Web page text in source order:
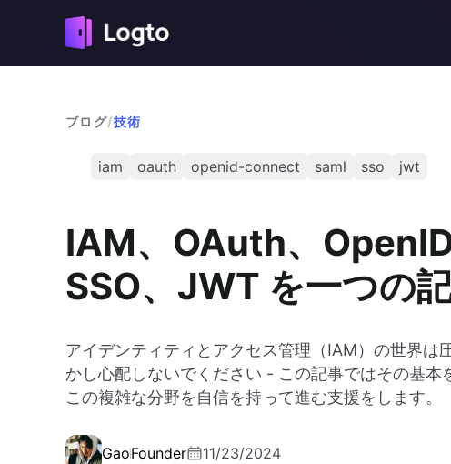
ブログ/技術
iam oauth openid-connect saml sso jwt
IAM、OAuth、
SSO、JWT を一つの
アイデンティティとアクセス管理（IAM）の世界は
かし心配しないでください - この記事ではその基本
この複雑な分野を自信を持って進む支援をします。
GaoFounder 11/23/2024